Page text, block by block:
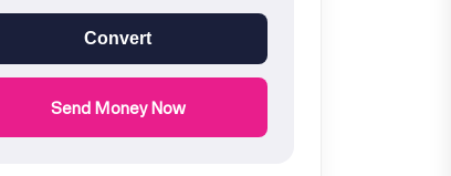
Convert
Send Money Now